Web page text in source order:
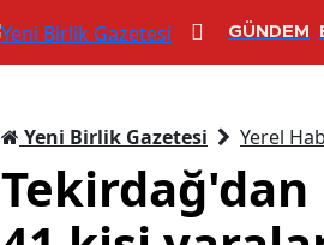
GÜNDEM
Yeni Birlik Gazetesi Yerel
Tekirdağ'dan